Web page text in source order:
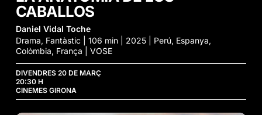
CABALLOS
Daniel Vidal Toche
Drama, Fantàstic | 106 min | 2025 | Perú, Espanya,
Colòmbia, França | VOSE
DIVENDRES 20 DE MARÇ
20:30 H
CINEMES GIRONA